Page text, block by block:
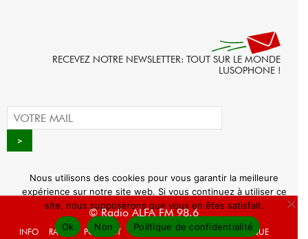
RECEVEZ NOTRE NEWSLETTER: TOUT SUR LE MONDE
LUSOPHONE !
© Radio ALFA FM 98.6
INFO RADIO PODCAST AGENDA WEBRADIO BOUTIQUE
Nous utilisons des cookies pour vous garantir la meilleure
expérience sur notre site web. Si vous continuez à utiliser ce
site, nous supposerons que vous en êtes satisfait.
Ok
Non Politique de confidentialité